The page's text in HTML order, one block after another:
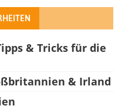
& Tricks für die
& Irland